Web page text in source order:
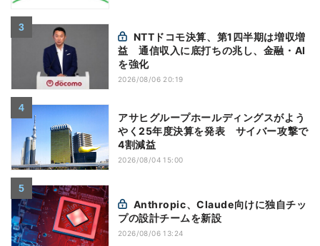
益 通信収入に底打ちの兆し、金融・AI
を強化
2026/08/06 20:19
アサヒグループホールディングスがよう
やく25年度決算を発表 サイバー攻撃で
4割減益
2026/08/04 15:00
プの設計チームを新設
2026/08/06 13:24